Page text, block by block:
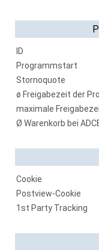
ID
Programmstart
Stornoquote
ø Freigabezeit der
maximale
Ø Warenkorb bei
Cookie
Postview-Cookie
1st Party Tracking